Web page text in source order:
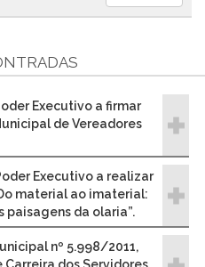
Executivo a firmar
de Vereadores
Executivo a realizar
material ao imaterial:
paisagens da olaria”.
nº 5.998/2011,